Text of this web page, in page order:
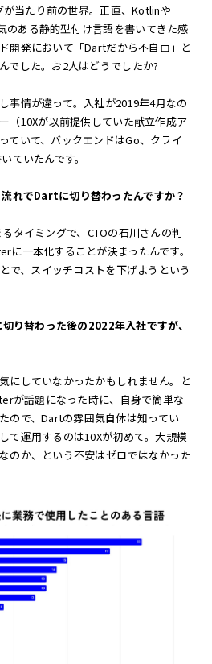
当たり前の世界。正直、Kotlinや
ある静的型付け言語を書いてきた感
開発において「Dartだから不自由」と
でした。お2人はどうでしたか?
事情が違って。入社が2019年4月なの
（10Xが以前提供していた献立作成ア
ていて、バックエンドはGo、クライ
ていたんです。
れでDartに切り替わったんですか？
タイミングで、CTOの石川さんの判
一本化することが決まったんです。
で、スイッチコストを下げようという
り替わった後の2022年入社ですが、
にしていなかったかもしれません。と
が話題になった時に、自身で簡単な
ので、Dartの雰囲気自体は知ってい
て運用するのは10Xが初めて。大規模
のか、という不安はゼロではなかった